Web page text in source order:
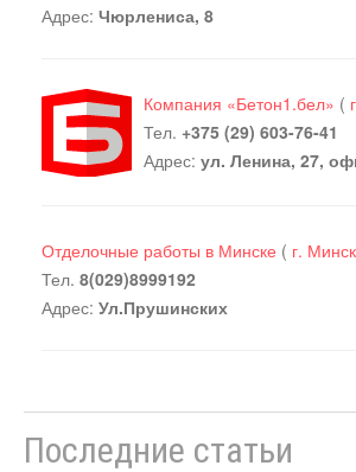
Адрес: Чюрлениса, 8
Компания «Бетон1.бел» (
Тел. +375 (29) 603-76-41
Адрес: ул. Ленина, 27,
Отделочные работы в Минске ( г. Минск
Тел. 8(029)8999192
Адрес: Ул.Прушинских
Последние статьи